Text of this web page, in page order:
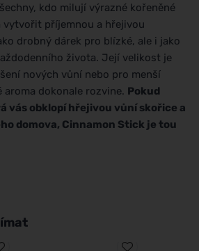
kdo milují výrazné kořeněné
vytvořit příjemnou a hřejivou
drobný dárek pro blízké, ale i jako
života. Její velikost je
nových vůní nebo pro menší
dokonale rozvine. Pokud
vás obklopí hřejivou vůní skořice a
domova, Cinnamon Stick je tou